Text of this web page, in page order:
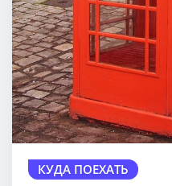
КУДА ПОЕХАТЬ